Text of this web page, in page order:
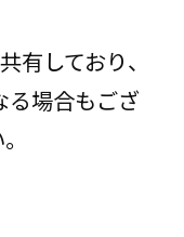
有しており、
る場合もござ